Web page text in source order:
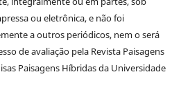
ou eletrônica, e não foi
a outros periódicos, nem o será
de avaliação pela Revista Paisagens
Paisagens Híbridas da Universidade